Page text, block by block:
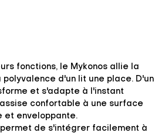
fonctions, le Mykonos allie la
d'un lit une place. D'un
et s'adapte à l'instant
confortable à une surface
et enveloppante.
de s'intégrer facilement à